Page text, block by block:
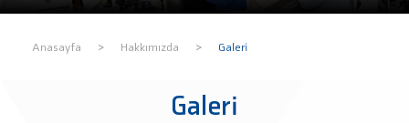
Anasayfa > Hakkımızda > Galeri
Galeri